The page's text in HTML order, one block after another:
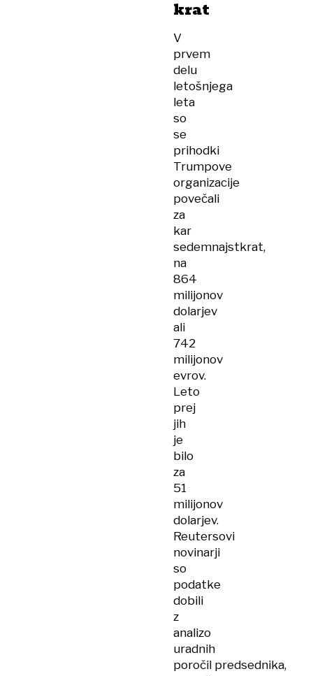
krat
V
prvem
delu
letošnjega
leta
so
se
prihodki
Trumpove
organizacije
povečali
za
kar
sedemnajstkrat,
na
864
milijonov
dolarjev
ali
742
milijonov
evrov.
Leto
prej
jih
je
bilo
za
51
milijonov
dolarjev.
Reutersovi
novinarji
so
podatke
dobili
z
analizo
uradnih
poročil predsednika,